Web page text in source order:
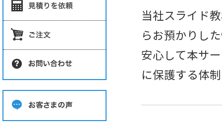
当社スライド
らお預かりし
安心して本サ
に保護する体